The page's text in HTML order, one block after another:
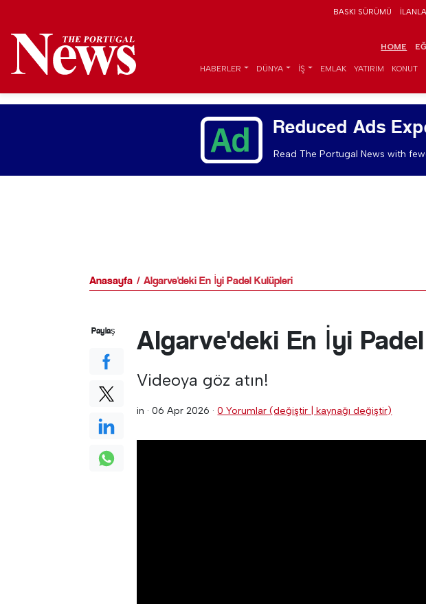
BASKI SÜRÜMÜ
HOME
HABERLER DÜNYA İŞ EMLAK YATIRIM KONUT
Reduced Ads
Read The Portugal News with
Anasayfa Algarve'deki En İyi Padel Kulüpleri
Algarve'deki En İyi
Videoya göz atın!
in ·06 Apr 2026 ·0 Yorumlar (değiştir | kaynağı değiştir)
Paylaş